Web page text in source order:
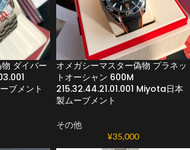
ダイバー
ブメント
オメガシーマスター偽物 プラネッ
トオーシャン 600M
215.32.44.21.01.001 Miyota日本
製ムーブメント
その他
¥35,000